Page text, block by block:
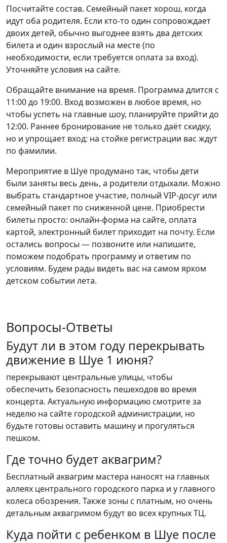
Посчитайте состав. Семейный пакет хорош, когда
идут оба родителя. Если кто-то один сопровождает
двоих детей, обычно выгоднее взять два детских
билета и один взрослый на месте (по
необходимости, если требуется оплата за вход).
Уточняйте условия на сайте.
Обращайте внимание на время. Программа длится с
11:00 до 19:00. Вход возможен в любое время, но
чтобы успеть на главные шоу, планируйте прийти до
12:00. Раннее бронирование не только даёт скидку,
но и упрощает вход: на стойке регистрации вас ждут
по фамилии.
Мероприятие в Шуе продумано так, чтобы дети
были заняты весь день, а родители отдыхали. Можно
выбрать стандартное участие, полный VIP-досуг или
семейный пакет по сниженной цене. Приобрести
билеты просто: онлайн-форма на сайте, оплата
картой, электронный билет приходит на почту. Если
остались вопросы — позвоните или напишите,
поможем подобрать программу и ответим по
условиям. Будем рады видеть вас на самом ярком
детском событии лета.
Вопросы-Ответы
Будут ли в этом году перекрывать
движение в Шуе 1 июня?
перекрывают центральные улицы, чтобы
обеспечить безопасность пешеходов во время
концерта. Актуальную информацию смотрите за
неделю на сайте городской администрации, но
будьте готовы оставить машину и прогуляться
пешком.
Где точно будет аквагрим?
Бесплатный аквагрим мастера наносят на главных
аллеях центрального городского парка и у главного
колеса обозрения. Также зоны с платным, но очень
детальным аквагримом будут во всех крупных ТЦ.
Куда пойти с ребенком в Шуе после